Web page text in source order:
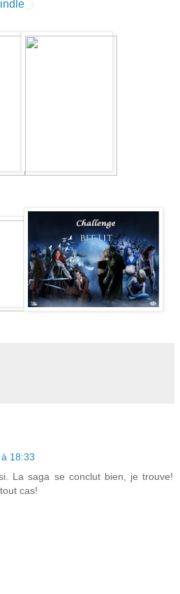
18:33
La saga se conclut bien, je trouve!
cas!